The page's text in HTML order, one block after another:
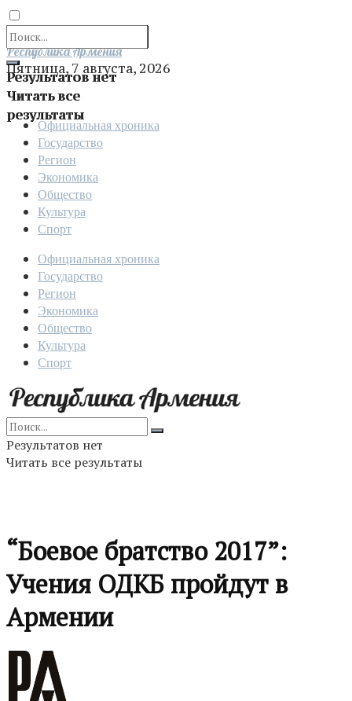
Результатов нет
Читать все
результаты
Отправить
Республика Армения
Пятница, 7 августа, 2026
Официальная хроника
Государство
Регион
Экономика
Общество
Культура
Спорт
Официальная хроника
Государство
Регион
Экономика
Общество
Культура
Спорт
Результатов нет
Читать все результаты
“Боевое братство 2017”:
Учения ОДКБ пройдут в
Армении